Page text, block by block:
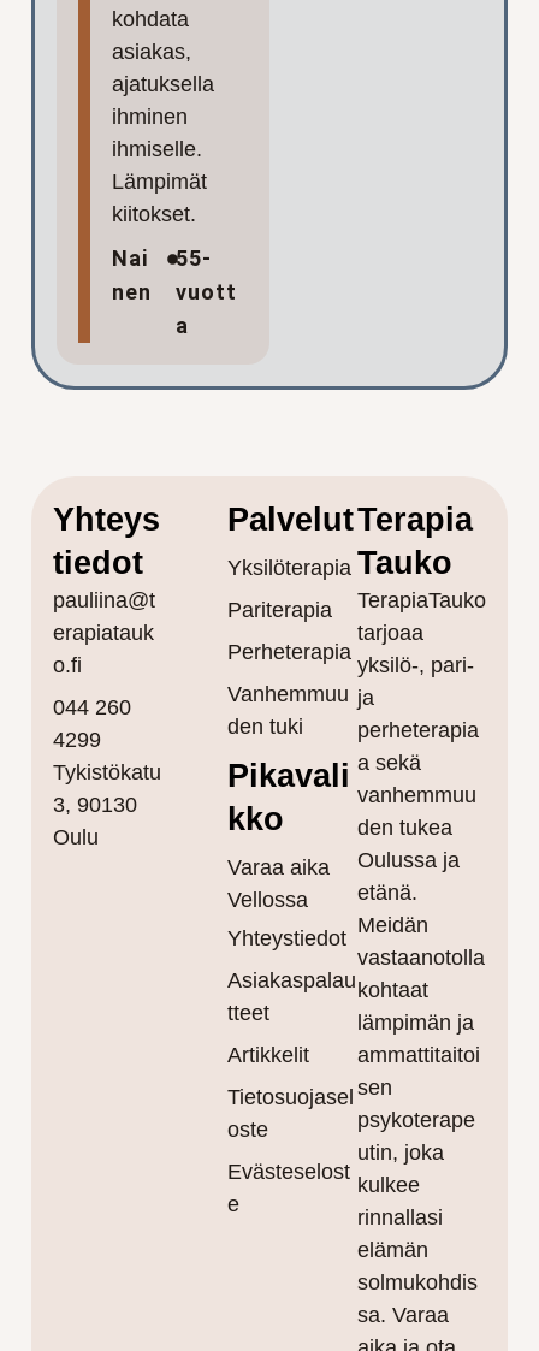
kohdata
asiakas,
ajatuksella
ihminen
ihmiselle.
Lämpimät
kiitokset.
Nai
nen
55-
vuott
a
Terapia
Tauko
TerapiaTauko
tarjoaa
yksilö-, pari-
ja
perheterapia
a sekä
vanhemmuu
den tukea
Oulussa ja
etänä.
Meidän
vastaanotolla
kohtaat
lämpimän ja
ammattitaitoi
sen
psykoterape
utin, joka
kulkee
rinnallasi
elämän
solmukohdis
sa. Varaa
Palvelut
Yksilöterapia
Pariterapia
Perheterapia
Vanhemmuu
den tuki
Pikavali
kko
Varaa aika
Vellossa
Yhteystiedot
Asiakaspalau
tteet
Artikkelit
Tietosuojasel
oste
Evästeselost
e
Yhteys
tiedot
pauliina@t
erapiatauk
o.fi
044 260
4299
Tykistökatu
3, 90130
Oulu